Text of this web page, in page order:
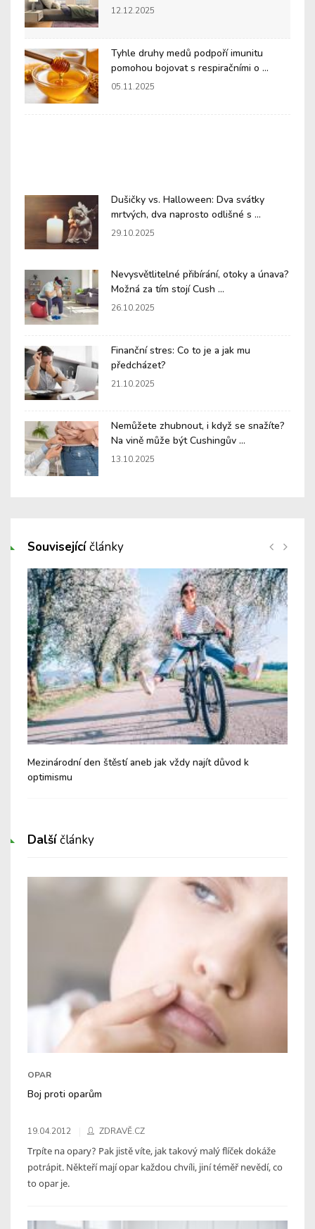
12.12.2025
Tyhle druhy medů podpoří imunitu
pomohou bojovat s respiračními o ...
05.11.2025
Dušičky vs. Halloween: Dva svátky
mrtvých, dva naprosto odlišné s ...
29.10.2025
Nevysvětlitelné přibírání, otoky a únava?
Možná za tím stojí Cush ...
26.10.2025
Finanční stres: Co to je a jak mu
předcházet?
21.10.2025
Nemůžete zhubnout, i když se snažíte?
Na vině může být Cushingův ...
13.10.2025
Souvisejícíčlánky
Mezinárodní den štěstí aneb jak vždy najít důvod k
optimismu
Dalšíčlánky
OPAR
Boj proti oparům
19.04.2012 ZDRAVĚ.CZ
Trpíte na opary? Pak jistě víte, jak takový malý flíček dokáže
potrápit. Někteří mají opar každou chvíli, jiní téměř nevědí, co
to opar je.